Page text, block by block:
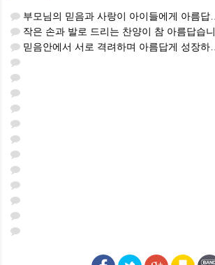
부모님의 믿음과 사랑이 아이들에게 아름답게 이어지길 축복합니다
작은 손과 발로 드리는 찬양이 참 아름답습니다 하나님의 사랑이 늘 함께하길 기도합니다
믿음안에서 서로 격려하며 아름답게 성장하는 중고등부가 되길 응원합니다